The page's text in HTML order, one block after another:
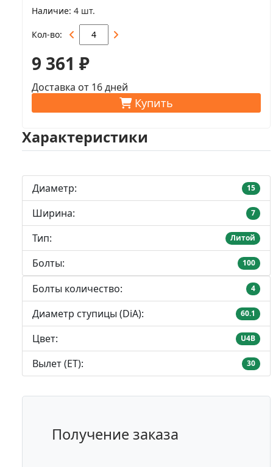
Наличие 4 шт.
Кол-во
9 361 ₽
Доставка от 16 дней
Купить
Характеристики
Диаметр: 15
Ширина: 7
Тип: Литой
Болты: 100
Болты количество: 4
Диаметр ступицы (DiA): 60.1
Цвет: U4B
Вылет (ET): 30
Получение заказа